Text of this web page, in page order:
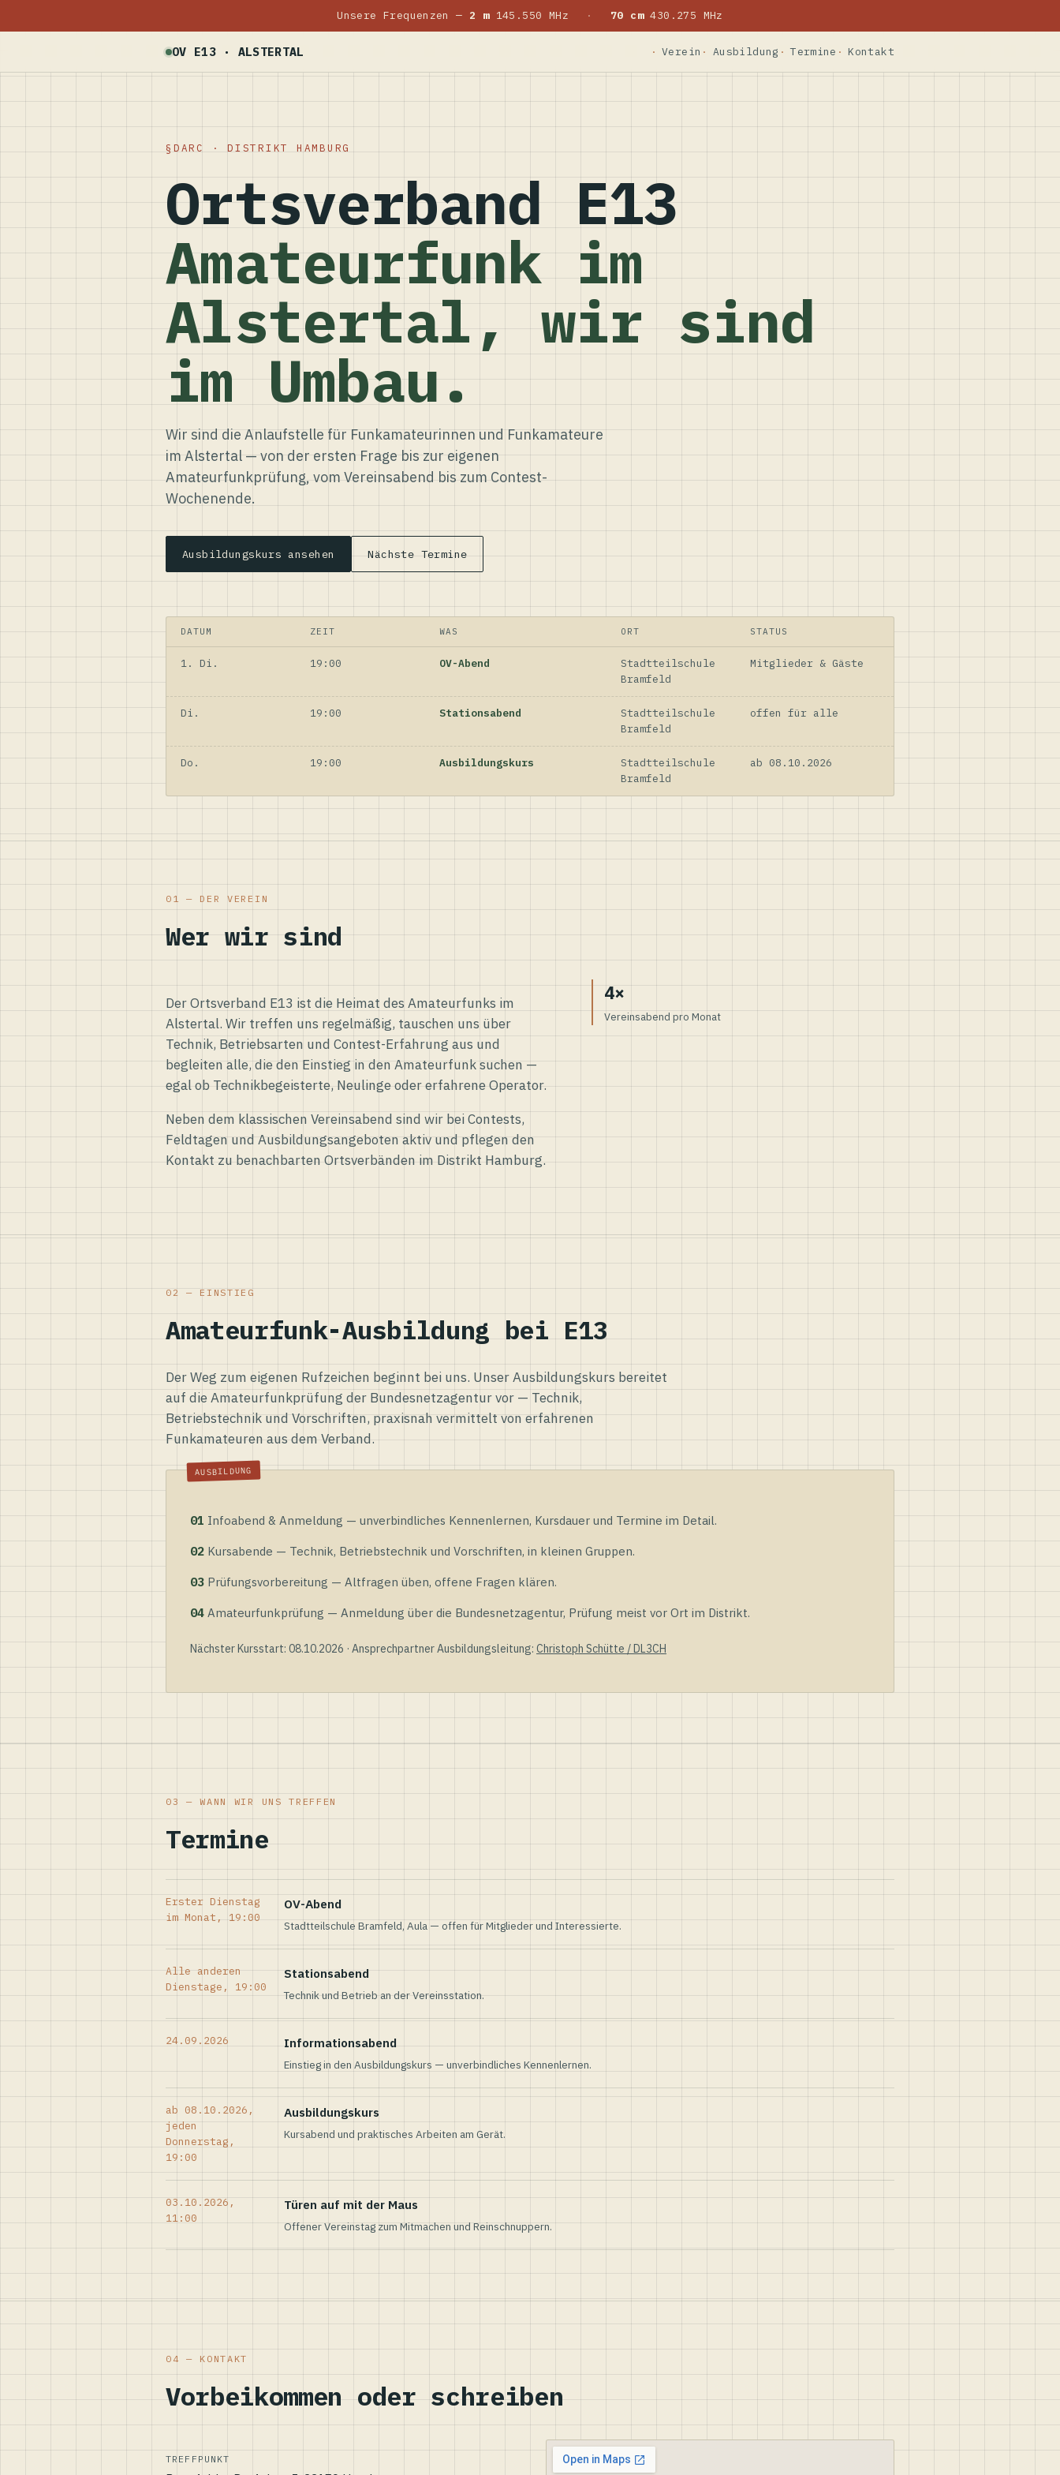
Unsere Frequenzen — 2 m145.550 MHz · 70 cm430.275 MHz
OV E13 · ALSTERTAL Verein Ausbildung Termine Kontakt
DARC · DISTRIKT HAMBURG
Ortsverband E13
Amateurfunk im
Alstertal, wir sind
im Umbau.
Wir sind die Anlaufstelle für Funkamateurinnen und Funkamateure
im Alstertal — von der ersten Frage bis zur eigenen
Amateurfunkprüfung, vom Vereinsabend bis zum Contest-
Wochenende.
Ausbildungskurs ansehen Nächste Termine
DATUM ZEIT WAS ORT STATUS
1. Di. 19:00 OV-Abend
Stadtteilschule
Bramfeld
Mitglieder & Gäste
Di. 19:00 Stationsabend
Stadtteilschule
Bramfeld
offen für alle
Do. 19:00 Ausbildungskurs
Stadtteilschule
Bramfeld
ab 08.10.2026
01 — DER VEREIN
Wer wir sind
Der Ortsverband E13 ist die Heimat des Amateurfunks im
Alstertal. Wir treffen uns regelmäßig, tauschen uns über
Technik, Betriebsarten und Contest-Erfahrung aus und
begleiten alle, die den Einstieg in den Amateurfunk suchen —
egal ob Technikbegeisterte, Neulinge oder erfahrene Operator.
Neben dem klassischen Vereinsabend sind wir bei Contests,
Feldtagen und Ausbildungsangeboten aktiv und pflegen den
Kontakt zu benachbarten Ortsverbänden im Distrikt Hamburg.
4×
Vereinsabend pro Monat
02 — EINSTIEG
Amateurfunk-Ausbildung bei E13
Der Weg zum eigenen Rufzeichen beginnt bei uns. Unser Ausbildungskurs bereitet
auf die Amateurfunkprüfung der Bundesnetzagentur vor — Technik,
Betriebstechnik und Vorschriften, praxisnah vermittelt von erfahrenen
Funkamateuren aus dem Verband.
01 Infoabend & Anmeldung — unverbindliches Kennenlernen, Kursdauer und Termine im Detail.
02 Kursabende — Technik, Betriebstechnik und Vorschriften, in kleinen Gruppen.
03 Prüfungsvorbereitung — Altfragen üben, offene Fragen klären.
04 Amateurfunkprüfung — Anmeldung über die Bundesnetzagentur, Prüfung meist vor Ort im Distrikt.
Nächster Kursstart: 08.10.2026 · Ansprechpartner Ausbildungsleitung: Christoph Schütte / DL3CH
03 — WANN WIR UNS TREFFEN
Termine
Erster Dienstag
im Monat, 19:00
OV-Abend
Stadtteilschule Bramfeld, Aula — offen für Mitglieder und Interessierte.
Alle anderen
Dienstage, 19:00
Stationsabend
Technik und Betrieb an der Vereinsstation.
24.09.2026 Informationsabend
Einstieg in den Ausbildungskurs — unverbindliches Kennenlernen.
ab 08.10.2026,
jeden
Donnerstag,
19:00
Ausbildungskurs
Kursabend und praktisches Arbeiten am Gerät.
03.10.2026,
11:00
Türen auf mit der Maus
Offener Vereinstag zum Mitmachen und Reinschnuppern.
04 — KONTAKT
Vorbeikommen oder schreiben
TREFFPUNKT